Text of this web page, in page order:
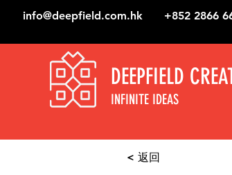
info@deepfield.com.hk +852 2866
DEEPFIELD
INFINITE IDEAS
< 返回